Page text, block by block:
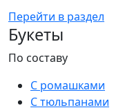
Перейти в раздел
Букеты
По составу
С ромашками
С тюльпанами